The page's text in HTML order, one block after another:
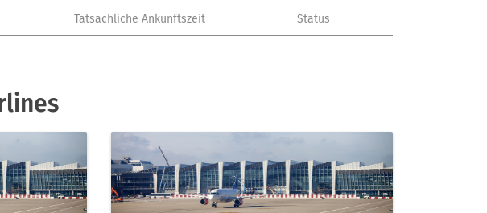
Tatsächliche Ankunftszeit Status